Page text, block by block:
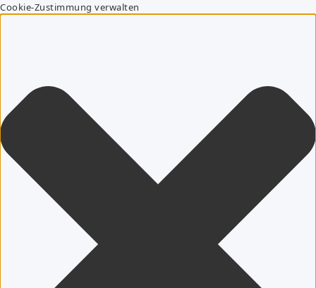
Cookie-Zustimmung verwalten